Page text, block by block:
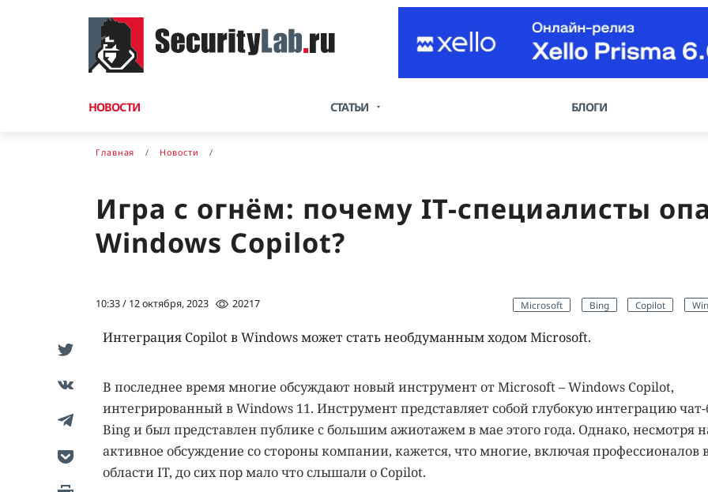
НОВОСТИ СТАТЬИ БЛОГИ
Главная Новости
Игра с огнём: почему IT-специалисты
Windows Copilot?
10:33 / 12 октября, 2023 20217 Microsoft Bing Copilot
Интеграция Copilot в Windows может стать необдуманным ходом Microsoft.
В последнее время многие обсуждают новый инструмент от Microsoft – Windows Copilot,
интегрированный в Windows 11. Инструмент представляет собой глубокую интеграцию чат-
Bing и был представлен публике с большим ажиотажем в мае этого года. Однако, несмотря
активное обсуждение со стороны компании, кажется, что многие, включая профессионалов
области IT, до сих пор мало что слышали о Copilot.